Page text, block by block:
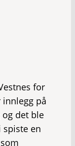
for
på
og det ble
spiste en